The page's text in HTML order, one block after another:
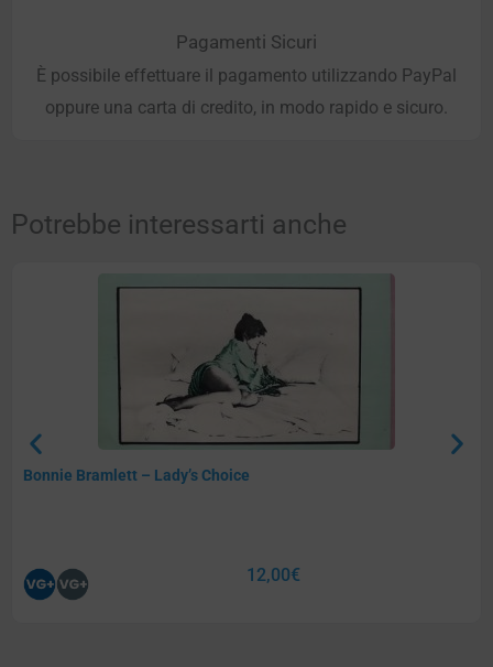
Pagamenti Sicuri
È possibile effettuare il pagamento utilizzando PayPal
oppure una carta di credito, in modo rapido e sicuro.
Potrebbe interessarti anche
Bonnie Bramlett – Lady’s Choice
12,00€